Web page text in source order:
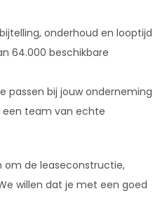
onderhoud en looptijd
64.000 beschikbare
passen bij jouw onderneming
een team van echte
om de leaseconstructie,
willen dat je met een goed